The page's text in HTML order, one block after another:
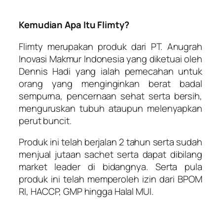
Kemudian Apa Itu Flimty?
Flimty merupakan produk dari PT. Anugrah
Inovasi Makmur Indonesia yang diketuai oleh
Dennis Hadi yang ialah pemecahan untuk
orang yang menginginkan berat badal
sempurna, pencernaan sehat serta bersih,
menguruskan tubuh ataupun melenyapkan
perut buncit.
Produk ini telah berjalan 2 tahun serta sudah
menjual jutaan sachet serta dapat dibilang
market leader di bidangnya. Serta pula
produk ini telah memperoleh izin dari BPOM
RI, HACCP, GMP hingga Halal MUI.